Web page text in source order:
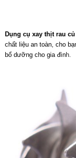
Dụng cụ xay thịt rau
chất liệu an toàn, cho
bổ dưỡng cho gia đình.